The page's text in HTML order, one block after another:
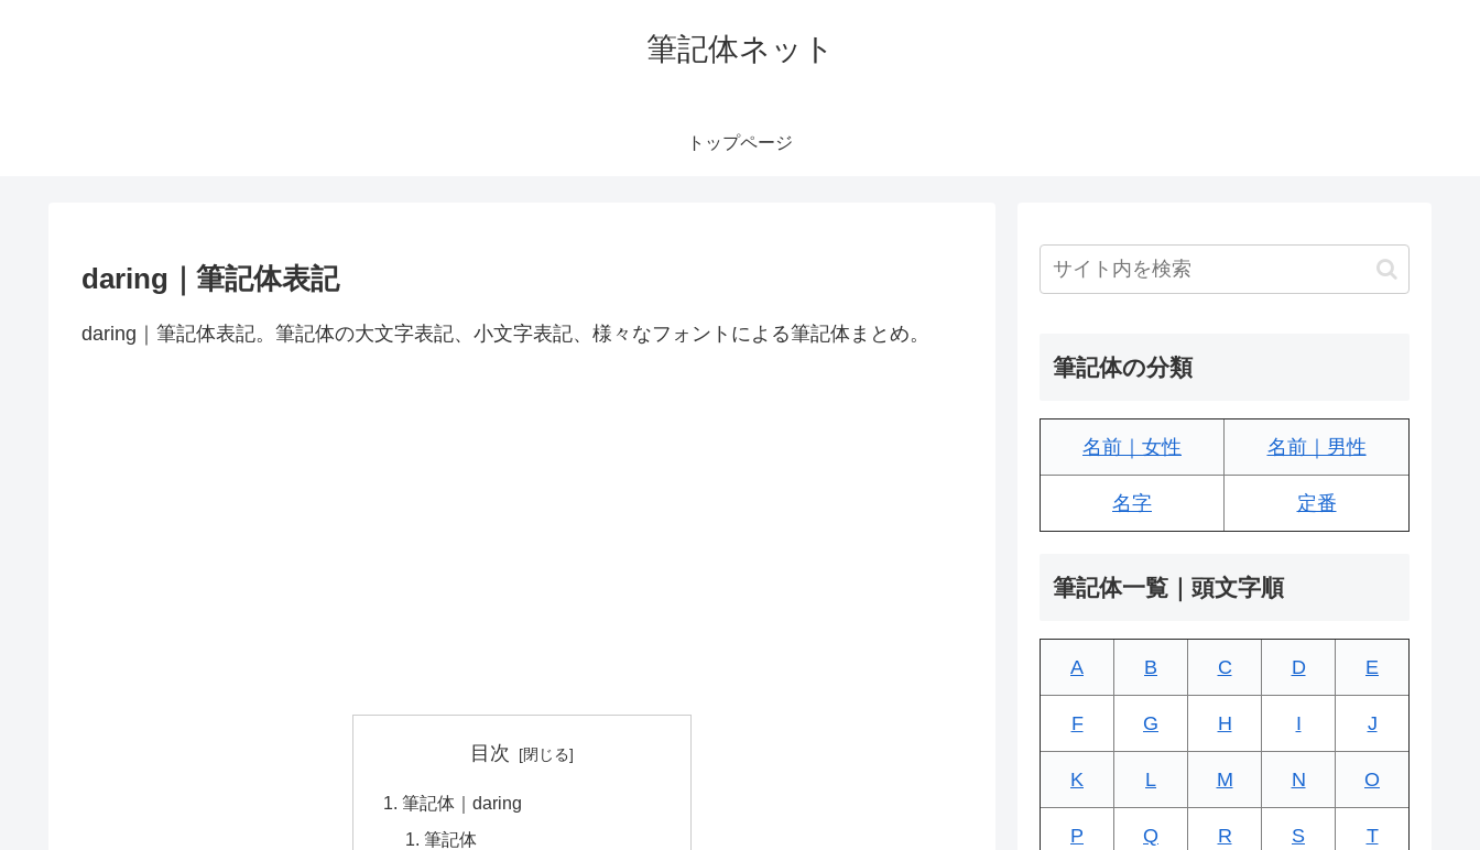
筆記体ネット
トップページ
daring｜筆記体表記
daring｜筆記体表記。筆記体の大文字表記、小文字表記、様々なフォントによる筆記体まとめ。
目次
筆記体｜daring
筆記体
筆記体の分類
名前｜女性 名前｜男性
名字 定番
筆記体一覧｜頭文字順
A B C D E
F G H I J
K L M N O
P Q R S T